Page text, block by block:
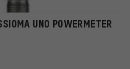
UNO POWERMETER